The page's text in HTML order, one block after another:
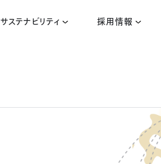
サステナビリティ 採用情報